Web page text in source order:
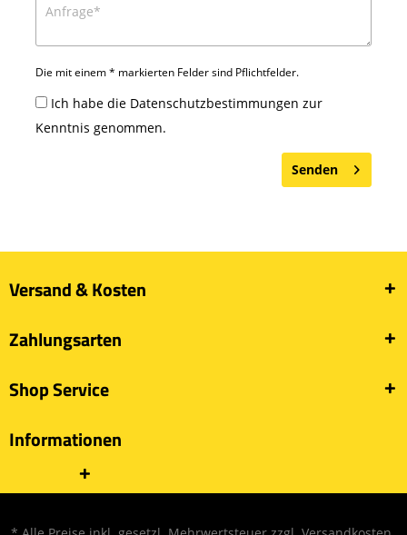
Die mit einem * markierten Felder sind Pflichtfelder.
Ich habe die Datenschutzbestimmungen zur
Kenntnis genommen.
Senden
Versand & Kosten
Zahlungsarten
Shop Service
Informationen